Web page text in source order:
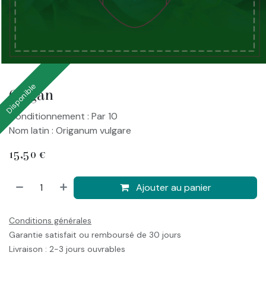
Origan
Disponible
Conditionnement : Par 10
Nom latin : Origanum vulgare
15,50 €
Ajouter au panier
Conditions générales
Garantie satisfait ou remboursé de 30 jours
Livraison : 2-3 jours ouvrables